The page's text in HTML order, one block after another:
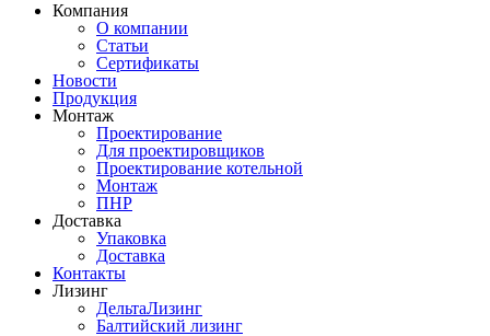
Компания
О компании
Статьи
Сертификаты
Новости
Продукция
Монтаж
Проектирование
Для проектировщиков
Проектирование котельной
Монтаж
ПНР
Доставка
Упаковка
Доставка
Контакты
Лизинг
ДельтаЛизинг
Балтийский лизинг